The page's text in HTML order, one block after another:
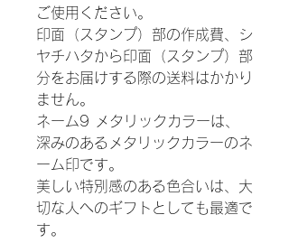
ご使用ください。
印面（スタンプ）部の作成費、シ
ヤチハタから印面（スタンプ）部
分をお届けする際の送料はかかり
ません。
ネーム9 メタリックカラーは、
深みのあるメタリックカラーのネ
ーム印です。
美しい特別感のある色合いは、大
切な人へのギフトとしても最適で
す。